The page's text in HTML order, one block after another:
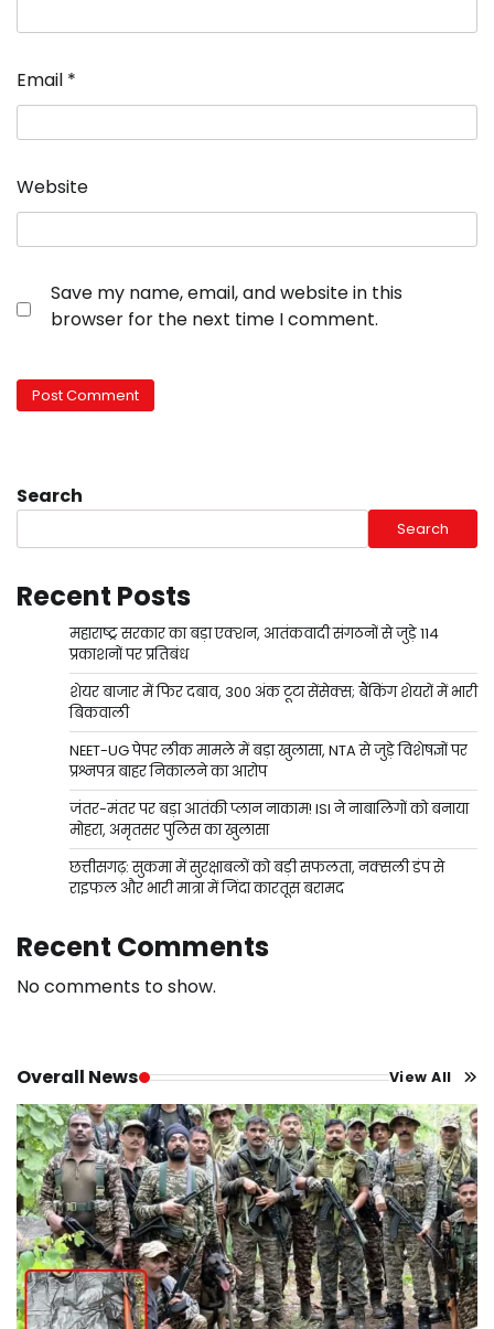
Email *
Website
Save my name, email, and website in this
browser for the next time I comment.
Search
Search
Recent Posts
महाराष्ट्र सरकार का बड़ा एक्शन, आतंकवादी संगठनों से जुड़े 114
प्रकाशनों पर प्रतिबंध
शेयर बाजार में फिर दबाव, 300 अंक टूटा सेंसेक्स; बैंकिंग शेयरों में भारी
बिकवाली
NEET-UG पेपर लीक मामले में बड़ा खुलासा, NTA से जुड़े विशेषज्ञों पर
प्रश्नपत्र बाहर निकालने का आरोप
जंतर-मंतर पर बड़ा आतंकी प्लान नाकाम! ISI ने नाबालिगों को बनाया
मोहरा, अमृतसर पुलिस का खुलासा
छत्तीसगढ़: सुकमा में सुरक्षाबलों को बड़ी सफलता, नक्सली डंप से
राइफल और भारी मात्रा में जिंदा कारतूस बरामद
Recent Comments
No comments to show.
Overall News View All